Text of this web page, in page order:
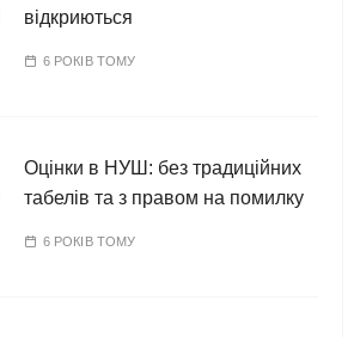
відкриються
6 РОКІВ ТОМУ
Оцінки в НУШ: без традиційних
табелів та з правом на помилку
6 РОКІВ ТОМУ